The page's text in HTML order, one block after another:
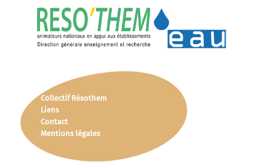
Collectif Résothem
Liens
Contact
Mentions légales